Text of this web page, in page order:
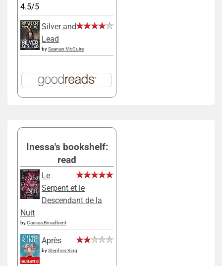
4.5/5
Silver and
Lead
bySeanan McGuire
Inessa's bookshelf:
read
Le
Serpent et le
Descendant de la
Nuit
byCarissa Broadbent
Après
byStephen King